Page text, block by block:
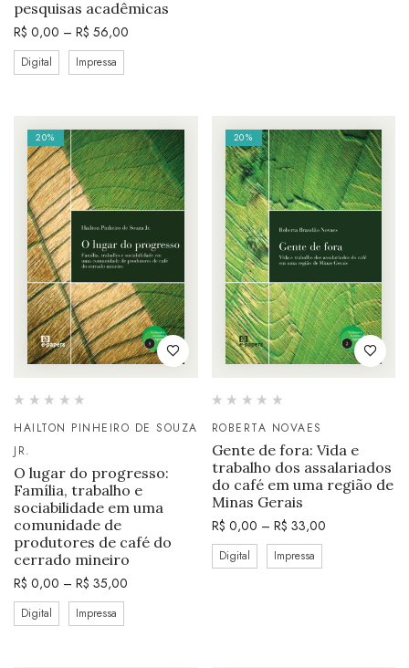
pesquisas acadêmicas
R$ 0,00 – R$ 56,00
Digital Impressa
20%
HAILTON PINHEIRO DE SOUZA
JR.
O lugar do progresso:
Família, trabalho e
sociabilidade em uma
comunidade de
produtores de café do
cerrado mineiro
R$ 0,00 – R$ 35,00
Digital Impressa
20%
ROBERTA NOVAES
Gente de fora: Vida e
trabalho dos assalariados
do café em uma região de
Minas Gerais
R$ 0,00 – R$ 33,00
Digital Impressa